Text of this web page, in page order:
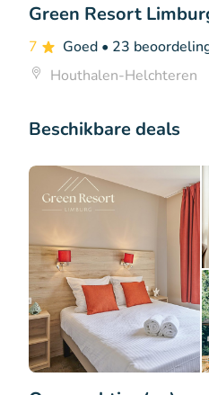
Green Resort
7 Goed • 23
Houthalen-Helchteren
Beschikbare deals